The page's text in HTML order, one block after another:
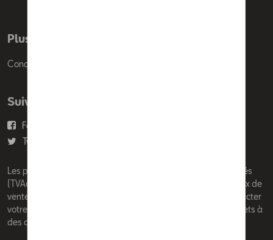
Plus d'informations
Conditions de vente
Suivez nous
Facebook
Twitter
Les prix affichés sur le présent site sont des prix recommandés
(TVAc), hors éventuels frais de montage. Pour connaitre le prix de
vente actuel et les éventuels frais de montage, veuillez contacter
votre concessionnaire/agent. Les prix recommandés sont sujets à
des changements sans préavis.